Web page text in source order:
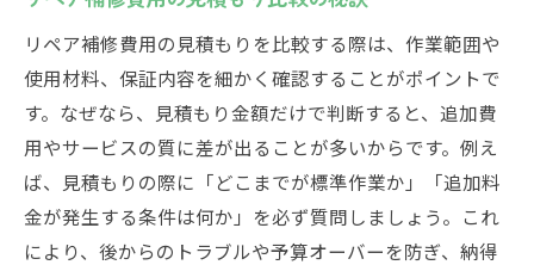
リペア補修費用の見積もりを比較する際は、作業範囲や
使用材料、保証内容を細かく確認することがポイントで
す。なぜなら、見積もり金額だけで判断すると、追加費
用やサービスの質に差が出ることが多いからです。例え
ば、見積もりの際に「どこまでが標準作業か」「追加料
金が発生する条件は何か」を必ず質問しましょう。これ
により、後からのトラブルや予算オーバーを防ぎ、納得